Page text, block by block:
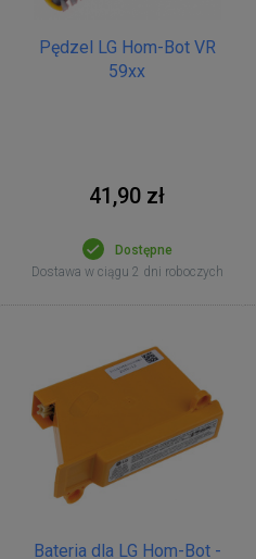
Pędzel LG Hom-Bot VR
59xx
41,90 zł
Dostępne
Dostawa w ciągu 2 dni roboczych
Bateria dla LG Hom-Bot -